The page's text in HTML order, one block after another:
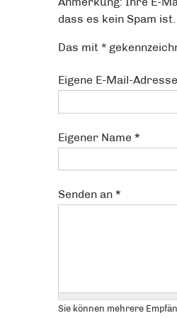
dass es kein Spam ist.
Das mit *
Eigene E-Mail-Adresse
Eigener Name *
Senden an *
Sie können mehrere